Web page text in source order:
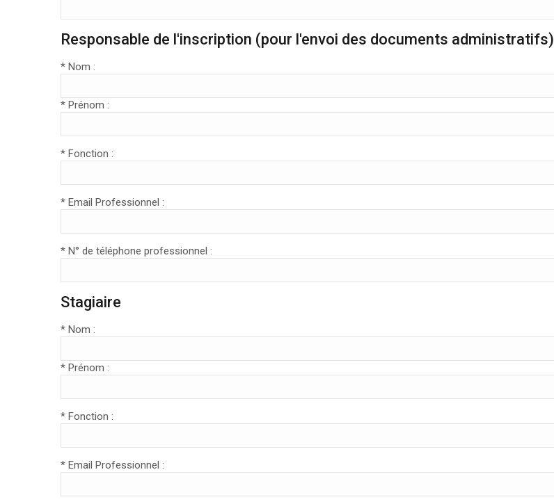
Responsable de l'inscription (pour l'envoi des documents administratifs)
* Nom :
* Prénom :
* Fonction :
* Email Professionnel :
* N° de téléphone professionnel :
Stagiaire
* Nom :
* Prénom :
* Fonction :
* Email Professionnel :